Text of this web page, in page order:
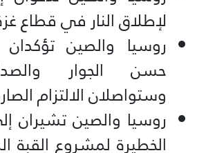
لإطلاق النار في قطاع
روسيا والصين
حسن الجوار
وستواصلان الالتزام
روسيا والصين تشيران
الخطيرة لمشروع القبة